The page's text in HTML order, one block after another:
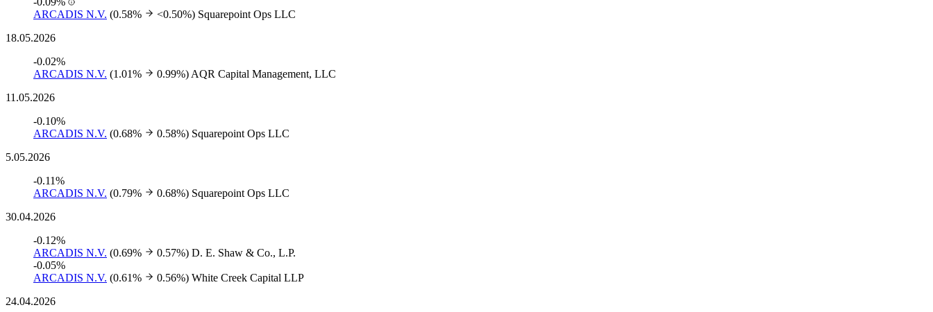
ARCADIS N.V. (0.58% <0.50%) Squarepoint Ops LLC
18.05.2026
-0.02%
ARCADIS N.V. (1.01% 0.99%) AQR Capital Management, LLC
11.05.2026
-0.10%
ARCADIS N.V. (0.68% 0.58%) Squarepoint Ops LLC
5.05.2026
-0.11%
ARCADIS N.V. (0.79% 0.68%) Squarepoint Ops LLC
30.04.2026
-0.12%
ARCADIS N.V. (0.69% 0.57%) D. E. Shaw & Co., L.P.
-0.05%
ARCADIS N.V. (0.61% 0.56%) White Creek Capital LLP
24.04.2026